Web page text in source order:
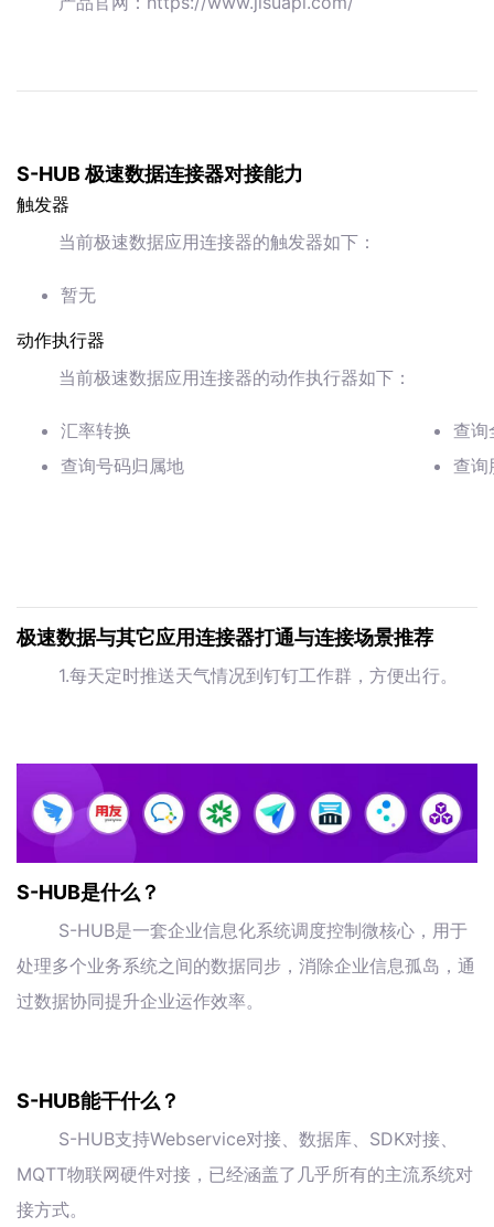
S-HUB 极速数据连接器对接能力
触发器
当前极速数据应用连接器的触发器如下：
暂无
动作执行器
当前极速数据应用连接器的动作执行器如下：
汇率转换
查询号码归属地
查询
查询
极速数据与其它应用连接器打通与连接场景推荐
1.每天定时推送天气情况到钉钉工作群，方便出行。
S-HUB是什么？
S-HUB是一套企业信息化系统调度控制微核心，用于
处理多个业务系统之间的数据同步，消除企业信息孤岛，通
过数据协同提升企业运作效率。
S-HUB能干什么？
S-HUB支持Webservice对接、数据库、SDK对接、
MQTT物联网硬件对接，已经涵盖了几乎所有的主流系统对
接方式。